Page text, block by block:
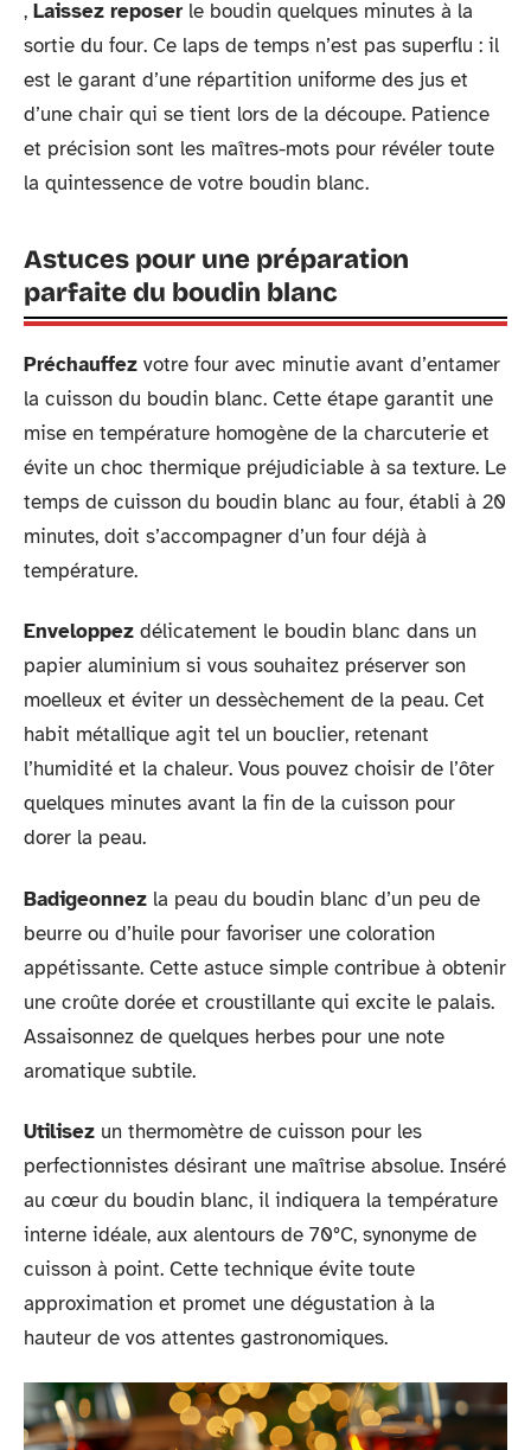
, Laissez reposer le boudin quelques minutes à la
sortie du four. Ce laps de temps n’est pas superflu : il
est le garant d’une répartition uniforme des jus et
d’une chair qui se tient lors de la découpe. Patience
et précision sont les maîtres-mots pour révéler toute
la quintessence de votre boudin blanc.
Astuces pour une préparation
parfaite du boudin blanc
Préchauffez votre four avec minutie avant d’entamer
la cuisson du boudin blanc. Cette étape garantit une
mise en température homogène de la charcuterie et
évite un choc thermique préjudiciable à sa texture. Le
temps de cuisson du boudin blanc au four, établi à 20
minutes, doit s’accompagner d’un four déjà à
température.
Enveloppez délicatement le boudin blanc dans un
papier aluminium si vous souhaitez préserver son
moelleux et éviter un dessèchement de la peau. Cet
habit métallique agit tel un bouclier, retenant
l’humidité et la chaleur. Vous pouvez choisir de l’ôter
quelques minutes avant la fin de la cuisson pour
dorer la peau.
Badigeonnez la peau du boudin blanc d’un peu de
beurre ou d’huile pour favoriser une coloration
appétissante. Cette astuce simple contribue à obtenir
une croûte dorée et croustillante qui excite le palais.
Assaisonnez de quelques herbes pour une note
aromatique subtile.
Utilisez un thermomètre de cuisson pour les
perfectionnistes désirant une maîtrise absolue. Inséré
au cœur du boudin blanc, il indiquera la température
interne idéale, aux alentours de 70°C, synonyme de
cuisson à point. Cette technique évite toute
approximation et promet une dégustation à la
hauteur de vos attentes gastronomiques.